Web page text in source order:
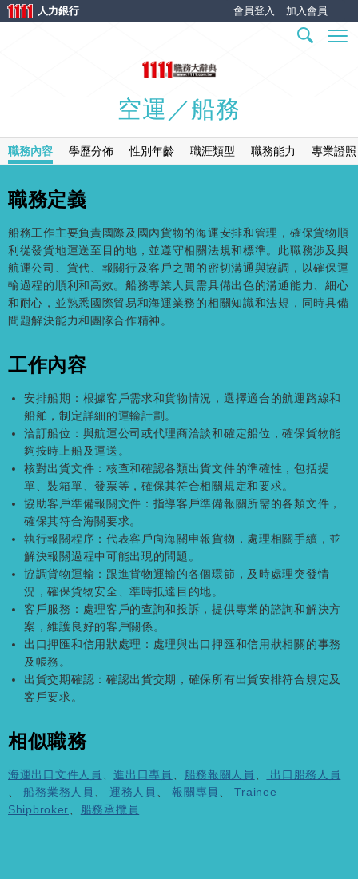
會員登入 加入會員
人力銀行
空運／船務
職務內容 學歷分佈 性別年齡 職涯類型 職務能力 專業證照
職務定義
船務工作主要負責國際及國內貨物的海運安排和管理，確保貨物順
利從發貨地運送至目的地，並遵守相關法規和標準。此職務涉及與
航運公司、貨代、報關行及客戶之間的密切溝通與協調，以確保運
輸過程的順利和高效。船務專業人員需具備出色的溝通能力、細心
和耐心，並熟悉國際貿易和海運業務的相關知識和法規，同時具備
問題解決能力和團隊合作精神。
工作內容
安排船期：根據客戶需求和貨物情況，選擇適合的航運路線和
船舶，制定詳細的運輸計劃。
洽訂船位：與航運公司或代理商洽談和確定船位，確保貨物能
夠按時上船及運送。
核對出貨文件：核查和確認各類出貨文件的準確性，包括提
單、裝箱單、發票等，確保其符合相關規定和要求。
協助客戶準備報關文件：指導客戶準備報關所需的各類文件，
確保其符合海關要求。
執行報關程序：代表客戶向海關申報貨物，處理相關手續，並
解決報關過程中可能出現的問題。
協調貨物運輸：跟進貨物運輸的各個環節，及時處理突發情
況，確保貨物安全、準時抵達目的地。
客戶服務：處理客戶的查詢和投訴，提供專業的諮詢和解決方
案，維護良好的客戶關係。
出口押匯和信用狀處理：處理與出口押匯和信用狀相關的事務
及帳務。
出貨交期確認：確認出貨交期，確保所有出貨安排符合規定及
客戶要求。
相似職務
海運出口文件人員 、進出口專員 船務報關人員
出口船務人員
船務業務人員 運務人員 報關專員
Trainee
Shipbroker
船務承攬員